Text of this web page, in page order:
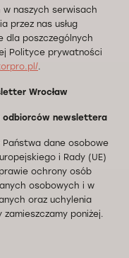
naszych serwisach
przez nas usług
dla poszczególnych
Polityce prywatności
.
Wrocław
odbiorców newslettera
Państwa dane osobowe
i Rady (UE)
ochrony osób
osobowych i w
oraz uchylenia
zamieszczamy poniżej.